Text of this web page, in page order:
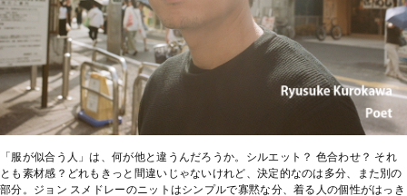
「服が似合う人」は、何が他と違うんだろうか。シルエット？ 色合わせ？ それ
とも素材感？どれもきっと間違いじゃないけれど、決定的なのは多分、また別の
部分。ジョン スメドレーのニットはシンプルで寡黙な分、着る人の個性がはっき